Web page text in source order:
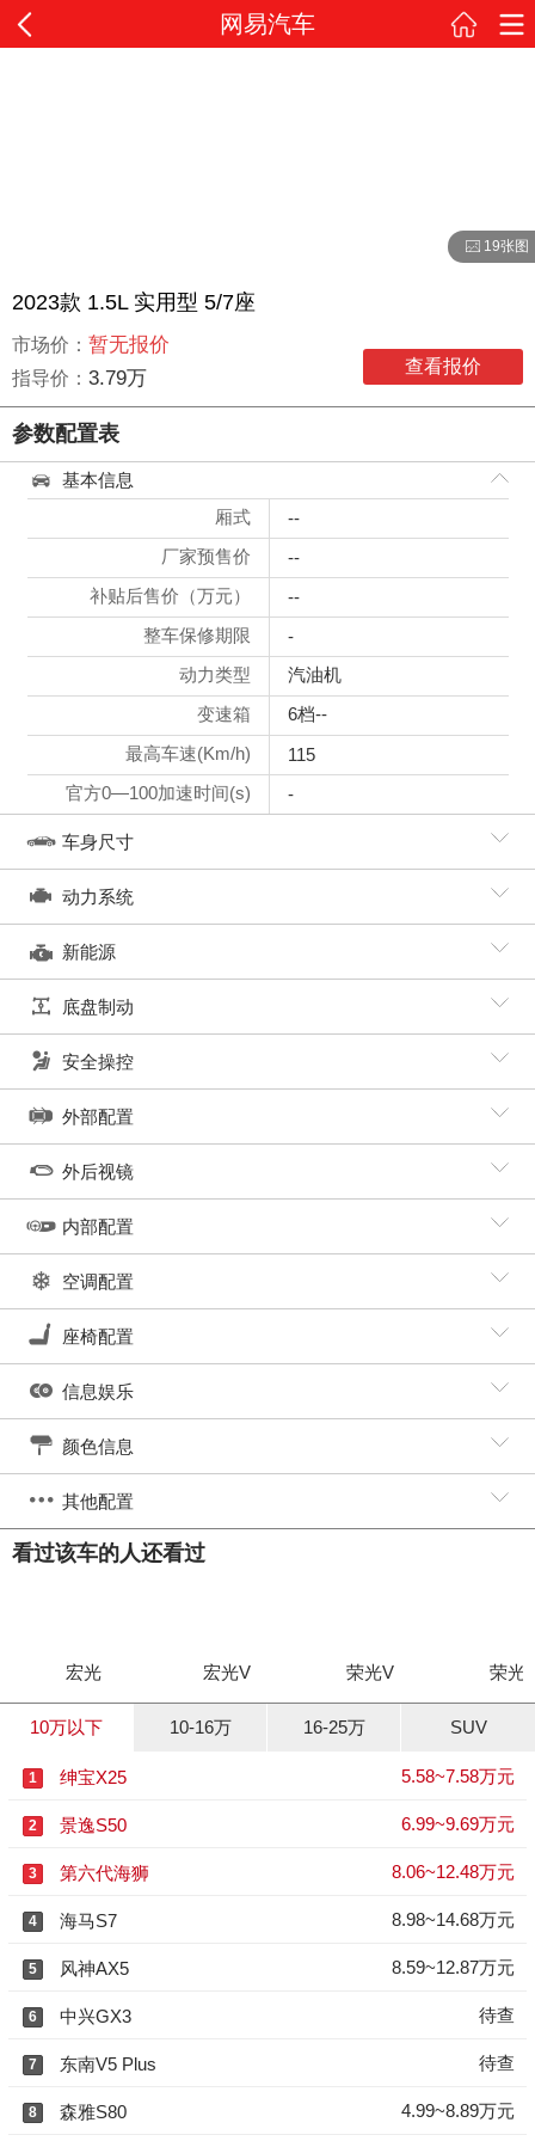
网易汽车
19张图
2023款 1.5L 实用型 5/7座
市场价： 暂无报价
指导价： 3.79万
查看报价
参数配置表
基本信息
厢式
--
厂家预售价
--
补贴后售价（万元）
--
整车保修期限
-
动力类型
汽油机
变速箱
6档--
最高车速(Km/h)
115
官方0—100加速时间(s)
-
车身尺寸
动力系统
新能源
底盘制动
安全操控
外部配置
外后视镜
内部配置
空调配置
座椅配置
信息娱乐
颜色信息
其他配置
看过该车的人还看过
宏光 宏光V 荣光V 荣光
10万以下 10-16万 16-25万 SUV
1 绅宝X25 5.58~7.58万元
2 景逸S50 6.99~9.69万元
3 第六代海狮 8.06~12.48万元
4 海马S7 8.98~14.68万元
5 风神AX5 8.59~12.87万元
6 中兴GX3 待查
7 东南V5 Plus 待查
8 森雅S80 4.99~8.89万元